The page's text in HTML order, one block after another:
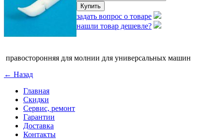
задать вопрос о товаре
нашли товар дешевле?
правосторонняя для молнии для универсальных машин
← Назад
Главная
Скидки
Сервис, ремонт
Гарантии
Доставка
Контакты